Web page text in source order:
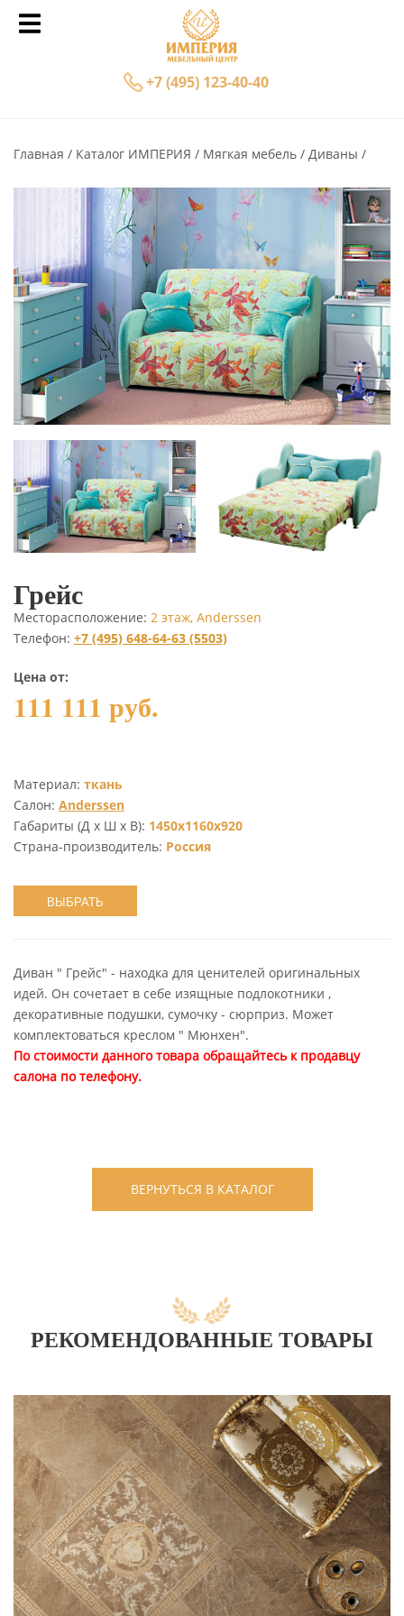
+7 (495) 123-40-40
Главная Каталог ИМПЕРИЯ Мягкая мебель Диваны
Грейс
Месторасположение: 2 этаж, Anderssen
Телефон: +7 (495) 648-64-63 (5503)
Цена от:
111 111 руб.
Материал: ткань
Салон: Anderssen
Габариты (Д х Ш х В): 1450x1160x920
Страна-производитель: Россия
ВЫБРАТЬ
Диван " Грейс" - находка для ценителей оригинальных
идей. Он сочетает в себе изящные подлокотники ,
декоративные подушки, сумочку - сюрприз. Может
комплектоваться креслом " Мюнхен".
По стоимости данного товара обращайтесь к продавцу
салона по телефону.
ВЕРНУТЬСЯ В КАТАЛОГ
РЕКОМЕНДОВАННЫЕ ТОВАРЫ